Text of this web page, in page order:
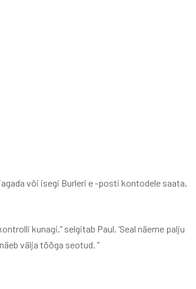
või isegi Burleri e -posti kontodele saata,
kunagi,” selgitab Paul. ‘Seal näeme palju
välja tööga seotud. ”